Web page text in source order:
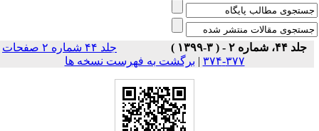
جلد ۴۴، شماره ۲ - ( ۳-۱۳۹۹ )
جلد ۴۴ شماره ۲ صفحات
۳۷۷-۳۷۴
|برگشت به فهرست نسخه ها